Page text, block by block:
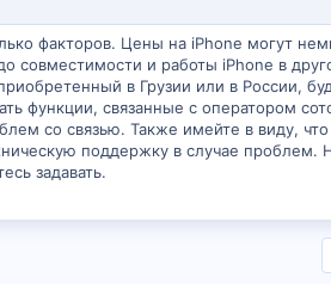
факторов. Цены на iPhone могут
совместимости и работы iPhone в
в Грузии или в России,
функции, связанные с оператором
со связью. Также имейте в виду,
поддержку в случае
задавать.